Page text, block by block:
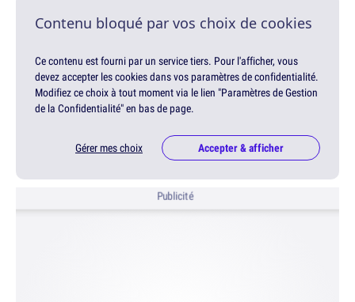
Contenu bloqué par vos choix de cookies
Ce contenu est fourni par un service tiers. Pour l'afficher, vous
devez accepter les cookies dans vos paramètres de confidentialité.
Modifiez ce choix à tout moment via le lien "Paramètres de Gestion
de la Confidentialité" en bas de page.
Gérer mes choix Accepter & afficher
Publicité